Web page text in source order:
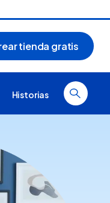
tienda gratis
Historias